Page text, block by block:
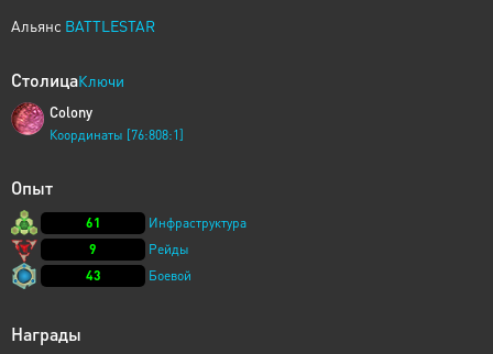
Альянс BATTLESTAR
СтолицаКлючи
Colony
Координаты [76:808:1]
Опыт
61
Инфраструктура
9
Рейды
43
Боевой
Награды